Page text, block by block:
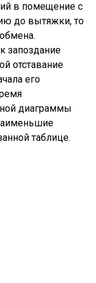
в помещение с
до вытяжки, то
запоздание
отставание
его
диаграммы
таблице.